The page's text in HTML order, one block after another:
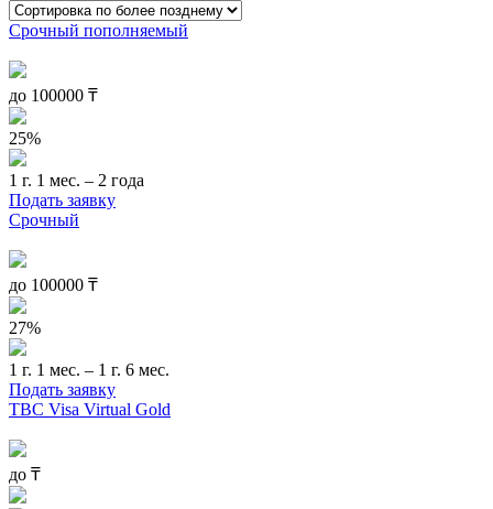
Срочный пополняемый
до 100000 ₸
25%
1 г. 1 мес. – 2 года
Подать заявку
Срочный
до 100000 ₸
27%
1 г. 1 мес. – 1 г. 6 мес.
Подать заявку
TBC Visa Virtual Gold
до ₸